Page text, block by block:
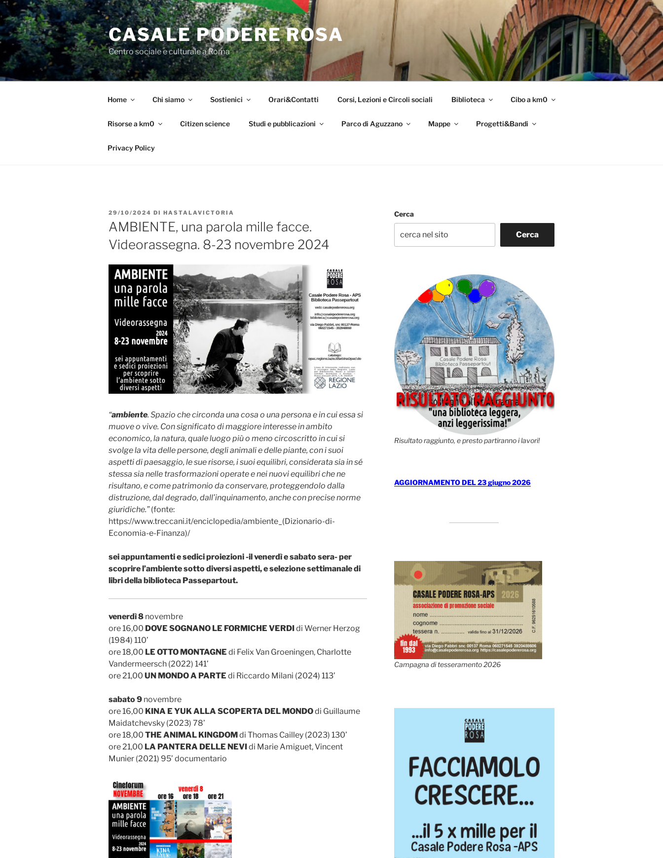
Salta
al
contenuto
CASALE PODERE ROSA
Centro sociale e culturale a Roma
Home Chi siamo Sostienici Orari&Contatti Corsi, Lezioni e Circoli sociali Biblioteca Cibo a km0
Risorse a km0 Citizen science Studi e pubblicazioni Parco di Aguzzano Mappe Progetti&Bandi
Privacy Policy
PUBBLICATO
IL
29/10/2024 DI HASTALAVICTORIA
AMBIENTE, una parola mille facce.
Videorassegna. 8-23 novembre 2024
“ambiente. Spazio che circonda una cosa o una persona e in cui essa si
muove o vive. Con significato di maggiore interesse in ambito
economico, la natura, quale luogo più o meno circoscritto in cui si
svolge la vita delle persone, degli animali e delle piante, con i suoi
aspetti di paesaggio, le sue risorse, i suoi equilibri, considerata sia in sé
stessa sia nelle trasformazioni operate e nei nuovi equilibri che ne
risultano, e come patrimonio da conservare, proteggendolo dalla
distruzione, dal degrado, dall’inquinamento, anche con precise norme
giuridiche.”(fonte:
https://www.treccani.it/enciclopedia/ambiente_(Dizionario-di-
Economia-e-Finanza)/
sei appuntamenti e sedici proiezioni -il venerdì e sabato sera- per
scoprire l’ambiente sotto diversi aspetti, e selezione settimanale di
libri della biblioteca Passepartout.
venerdì 8 novembre
ore 16,00 DOVE SOGNANO LE FORMICHE VERDIdi Werner Herzog
(1984) 110’
ore 18,00 LE OTTO MONTAGNE di Felix Van Groeningen, Charlotte
Vandermeersch (2022) 141’
ore 21,00 UN MONDO A PARTE di Riccardo Milani (2024) 113’
sabato 9 novembre
ore 16,00 KINA E YUK ALLA SCOPERTA DEL MONDOdi Guillaume
Maidatchevsky (2023) 78’
ore 18,00 THE ANIMAL KINGDOMdi Thomas Cailley (2023) 130’
ore 21,00 LA PANTERA DELLE NEVIdi Marie Amiguet, Vincent
Munier (2021) 95’ documentario
Cerca
Cerca
Risultato raggiunto, e presto partiranno i lavori!
AGGIORNAMENTO DEL 23 giugno 2026
Campagna di tesseramento 2026